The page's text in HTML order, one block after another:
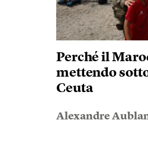
Perché il
mettendo
Ceuta
Alexandre